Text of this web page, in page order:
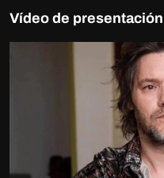
Vídeo de presentación